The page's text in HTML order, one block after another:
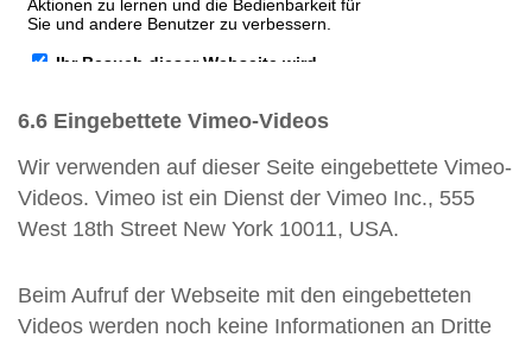
6.6 Eingebettete Vimeo-Videos
Wir verwenden auf dieser Seite eingebettete Vimeo-
Videos. Vimeo ist ein Dienst der Vimeo Inc., 555
West 18th Street New York 10011, USA.
Beim Aufruf der Webseite mit den eingebetteten
Videos werden noch keine Informationen an Dritte